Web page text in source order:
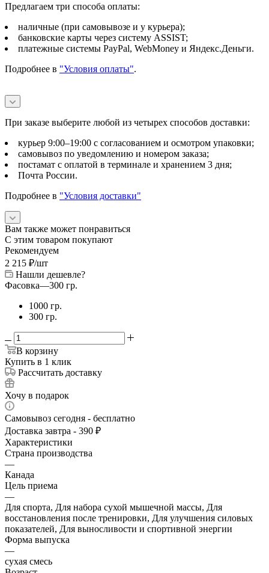
Предлагаем три способа оплаты:
наличные (при самовывозе и у курьера);
банковские карты через систему ASSIST;
платежные системы PayPal, WebMoney и Яндекс.Деньги.
Подробнее в "Условия оплаты".
При заказе выберите любой из четырех способов доставки:
курьер 9:00–19:00 с согласованием и осмотром упаковки;
самовывоз по уведомлению и номером заказа;
постамат с оплатой в терминале и хранением 3 дня;
Почта России.
Подробнее в "Условия доставки"
Вам также может понравиться
С этим товаром покупают
Рекомендуем
2 215 ₽/шт
Нашли дешевле?
Фасовка—300 гр.
1000 гр.
300 гр.
В корзину
Купить в 1 клик
Рассчитать доставку
Хочу в подарок
Самовывоз сегодня - бесплатно
Доставка завтра - 390 ₽
Характеристики
Страна производства
—
Канада
Цель приема
—
Для спорта, Для набора сухой мышечной массы, Для
восстановления после тренировки, Для улучшения силовых
показателей, Для выносливости и спортивной энергии
Форма выпуска
—
сухая смесь